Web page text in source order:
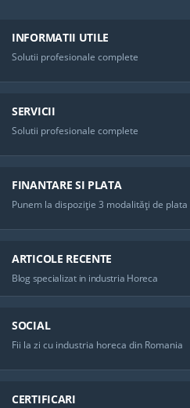
INFORMATII UTILE
Solutii profesionale complete
SERVICII
Solutii profesionale complete
FINANTARE SI PLATA
Punem la dispoziţie 3 modalităţi de plata
ARTICOLE RECENTE
Blog specializat in industria Horeca
SOCIAL
Fii la zi cu industria horeca din Romania
CERTIFICARI